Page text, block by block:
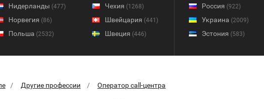
Нидерланды (477)
Норвегия (86)
Польша (2532)
Чехия (1268)
Швейцария (441)
Швеция (446)
Россия (922)
Украина (2009)
Эстония (583)
Другие профессии Оператор call-центра